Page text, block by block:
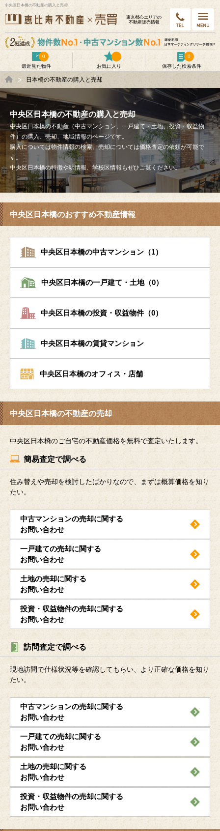
中央区日本橋の不動産の購入と売却
東京都⼼エリアの
不動産販売情報
最近見た物件
0
お気に入り
保存した検索条件
0
日本橋の不動産の購入と売却
中央区日本橋の不動産の購入と売却
中央区日本橋の不動産（中古マンション、一戸建て・土地、投資・収益物
件）の購入、売却、地域情報のページです。
購入については物件情報の検索、売却については価格査定の依頼が可能で
す。
中央区日本橋の特徴や駅情報、学校区情報もぜひご覧ください。
中央区日本橋のおすすめ不動産情報
中央区日本橋の中古マンション（1）
中央区日本橋の一戸建て・土地（0）
中央区日本橋の投資・収益物件（0）
中央区日本橋の賃貸マンション
中央区日本橋のオフィス・店舗
中央区日本橋の不動産の売却
中央区日本橋のご自宅の不動産価格を無料で査定いたします。
簡易査定で調べる
住み替えや売却を検討したばかりなので、まずは概算価格を知り
たい。
中古マンションの売却に関する
お問い合わせ
一戸建ての売却に関する
お問い合わせ
土地の売却に関する
お問い合わせ
投資・収益物件の売却に関する
お問い合わせ
訪問査定で調べる
現地訪問で仕様状況等を確認してもらい、より正確な価格を知り
たい。
中古マンションの売却に関する
お問い合わせ
一戸建ての売却に関する
お問い合わせ
土地の売却に関する
お問い合わせ
投資・収益物件の売却に関する
お問い合わせ